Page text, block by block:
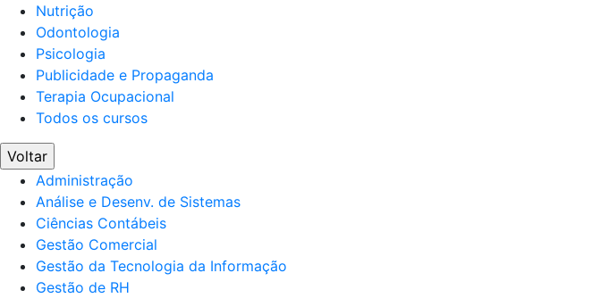
Nutrição
Odontologia
Psicologia
Publicidade e Propaganda
Terapia Ocupacional
Todos os cursos
Voltar
Administração
Análise e Desenv. de Sistemas
Ciências Contábeis
Gestão Comercial
Gestão da Tecnologia da Informação
Gestão de RH